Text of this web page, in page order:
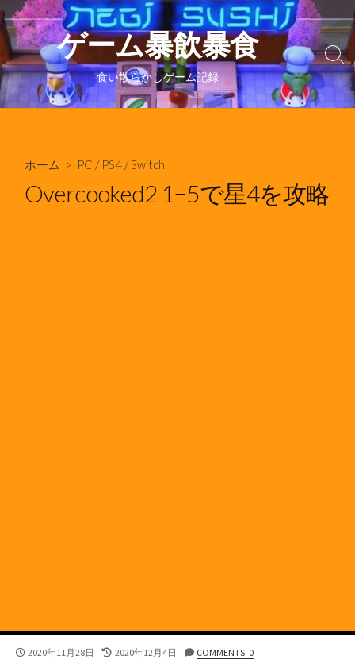
コ
ン
テ
ン
ツ
へ
ゲーム暴飲暴食
食い散らかしゲーム記録
検
索
り
ホーム > PC / PS4 /Switch
Overcooked2 1−5で星4を攻略
公
2020年11月28日
最
2020年12月4日 COMMENTS: 0